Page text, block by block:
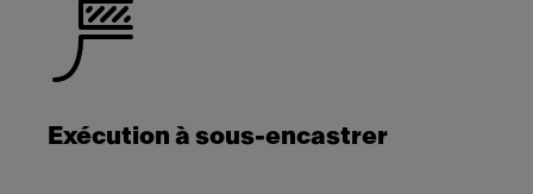
Exécution à sous-encastrer